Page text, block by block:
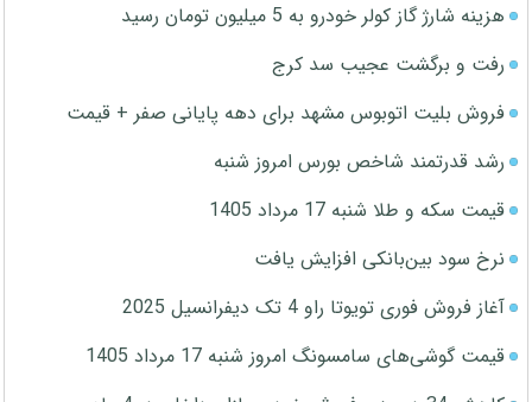
هزینه شارژ گاز کولر خودرو به 5 میلیون تومان رسید
رفت و برگشت عجیب سد کرج
فروش بلیت اتوبوس مشهد برای دهه پایانی صفر + قیمت
رشد قدرتمند شاخص بورس امروز شنبه
قیمت سکه و طلا شنبه 17 مرداد 1405
نرخ سود بین‌بانکی افزایش یافت
آغاز فروش فوری تویوتا راو 4 تک دیفرانسیل 2025
قیمت گوشی‌های سامسونگ امروز شنبه 17 مرداد 1405